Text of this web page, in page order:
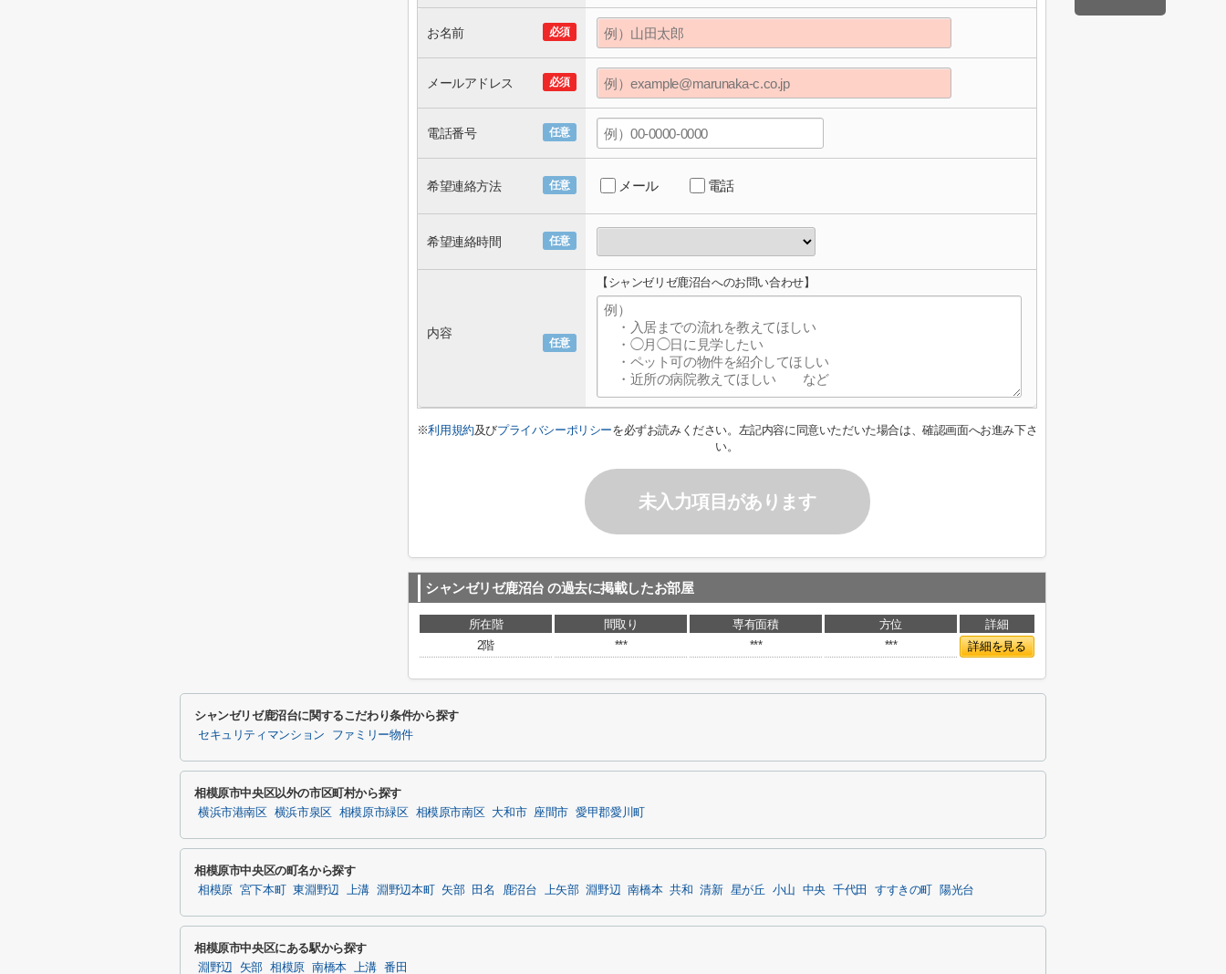
必須
お名前
必須
メールアドレス
任意
電話番号
任意
希望連絡方法 メール 電話
任意
希望連絡時間
任意
内容
【シャンゼリゼ鹿沼台へのお問い合わせ】
※利用規約及びプライバシーポリシーを必ずお読みください。左記内容に同意いただいた場合は、確認画面へお進み下さ
い。
未入力項目があります
シャンゼリゼ鹿沼台 の過去に掲載したお部屋
所在階 間取り 専有面積 方位
詳細
2階
*** *** *** 詳細を見る
シャンゼリゼ鹿沼台に関するこだわり条件から探す
セキュリティマンション ファミリー物件
相模原市中央区以外の市区町村から探す
横浜市港南区 横浜市泉区 相模原市緑区 相模原市南区 大和市 座間市 愛甲郡愛川町
相模原市中央区の町名から探す
相模原 宮下本町 東淵野辺 上溝 淵野辺本町 矢部 田名 鹿沼台 上矢部 淵野辺 南橋本 共和 清新 星が丘 小山 中央 千代田 すすきの町 陽光台
相模原市中央区にある駅から探す
淵野辺 矢部 相模原 南橋本 上溝 番田